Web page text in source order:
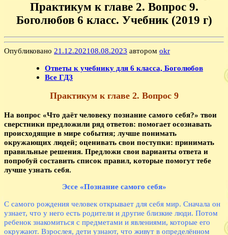
Практикум к главе 2. Вопрос 9.
Боголюбов 6 класс. Учебник (2019 г)
Опубликовано 21.12.202108.08.2023 автором okr
Ответы к учебнику для 6 класса, Боголюбов
Все ГДЗ
Практикум к главе 2. Вопрос 9
На вопрос «Что даёт человеку познание самого себя?» твои
сверстники предложили ряд ответов: помогает осознавать
происходящие в мире события; лучше понимать
окружающих людей; оценивать свои поступки: принимать
правильные решения. Предложи свои варианты ответа и
попробуй составить список правил, которые помогут тебе
лучше узнать себя.
Эссе «Познание самого себя»
С самого рождения человек открывает для себя мир. Сначала он
узнает, что у него есть родители и другие близкие люди. Потом
ребенок знакомиться с предметами и явлениями, которые его
окружают. Взрослея, дети узнают, что живут в определённом